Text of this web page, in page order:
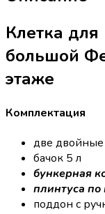
Клетка
большой
этаже
Комплектация
две
бачок 5 л
бункерная
плинтуса по
поддон с